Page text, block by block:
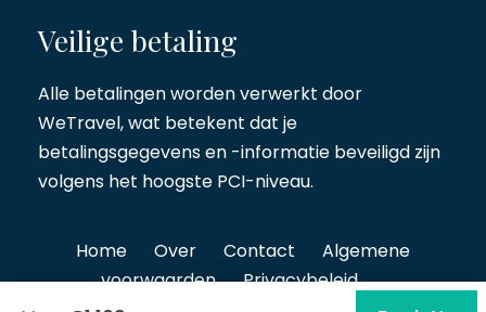
Veilige betaling
Alle betalingen worden verwerkt door
WeTravel, wat betekent dat je
betalingsgegevens en -informatie beveiligd zijn
volgens het hoogste PCI-niveau.
Home Over Contact
Algemene
voorwaarden
Privacybeleid